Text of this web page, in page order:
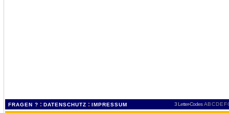
FRAGEN ? : DATENSCHUTZ : IMPRESSUM 3 Letter-Codes ABCDEF